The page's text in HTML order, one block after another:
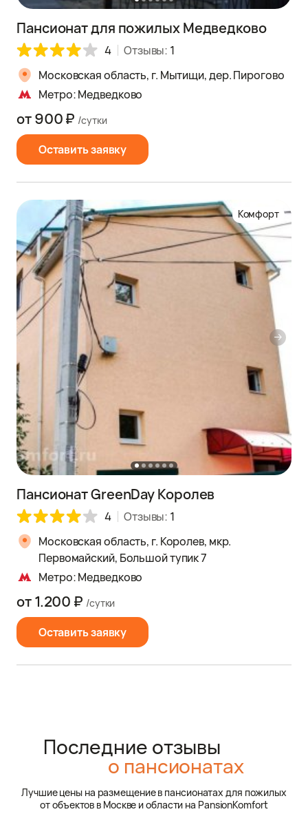
Пансионат для пожилых Медведково
4 Отзывы: 1
Московская область, г. Мытищи, дер. Пирогово
Метро: Медведково
Оставить заявку
от 900 ₽ /сутки
Комфорт
Пансионат GreenDay Королев
4 Отзывы: 1
Московская область, г. Королев, мкр.
Первомайский, Большой тупик 7
Метро: Медведково
Оставить заявку
от 1.200 ₽ /сутки
Последние отзывы
о пансионатах
Лучшие цены на размещение в пансионатах для пожилых
от объектов в Москве и области на PansionKomfort